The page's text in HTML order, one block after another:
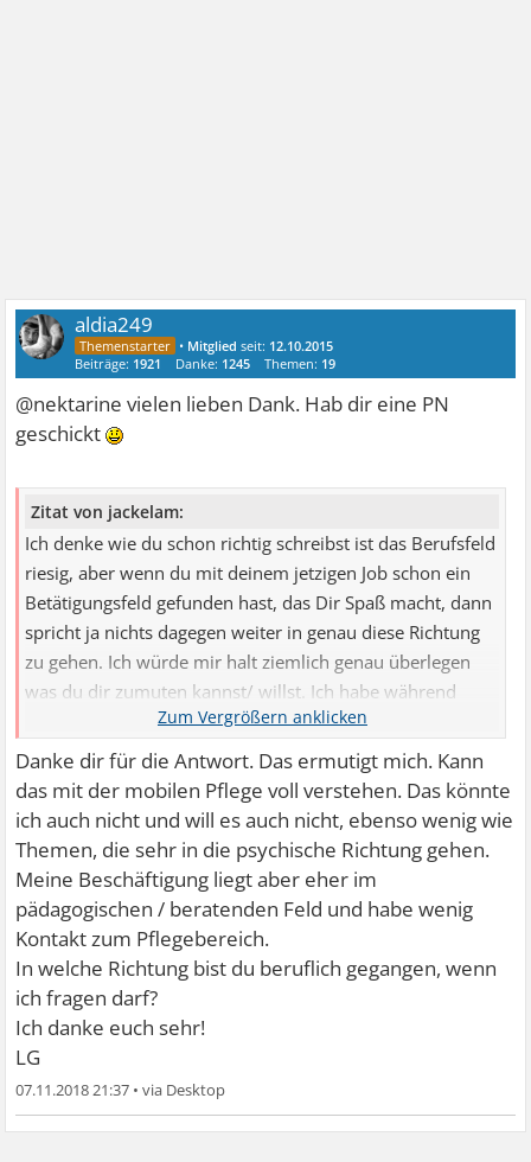
aldia249
• Mitglied seit: 12.10.2015
Beiträge: 1921 Danke: 1245 Themen: 19
@nektarine vielen lieben Dank. Hab dir eine PN
geschickt
Zitat von jackelam:
Ich denke wie du schon richtig schreibst ist das Berufsfeld
riesig, aber wenn du mit deinem jetzigen Job schon ein
Betätigungsfeld gefunden hast, das Dir Spaß macht, dann
spricht ja nichts dagegen weiter in genau diese Richtung
zu gehen. Ich würde mir halt ziemlich genau überlegen
was du dir zumuten kannst/ willst. Ich habe während
meines Zivildienstes in der Mobilen Pflege gearbeitet und
aufgrund dieser Erfahrung beschlossen, dass ein sozialer
Beruf für mich auf keinen Fall in Frage kommt. Ich konnte
mich dem ganzen Elend gegenüber, das ich da gesehen
habe, einfach nicht abgrenzen und bekam dann zum
erstenmal in meinem Leben Panikattacken und starke
hypochondrische Ängste.
Liebe Grüße Jack
Danke dir für die Antwort. Das ermutigt mich. Kann
das mit der mobilen Pflege voll verstehen. Das könnte
ich auch nicht und will es auch nicht, ebenso wenig wie
Themen, die sehr in die psychische Richtung gehen.
Meine Beschäftigung liegt aber eher im
pädagogischen / beratenden Feld und habe wenig
Kontakt zum Pflegebereich.
In welche Richtung bist du beruflich gegangen, wenn
ich fragen darf?
Ich danke euch sehr!
LG
07.11.2018 21:37 •